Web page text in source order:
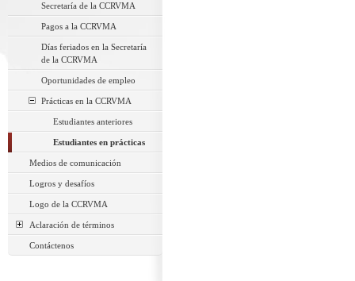
Secretaría de la CCRVMA
Pagos a la CCRVMA
Días feriados en la Secretaría
de la CCRVMA
Oportunidades de empleo
Prácticas en la CCRVMA
Estudiantes anteriores
Estudiantes en prácticas
Medios de comunicación
Logros y desafíos
Logo de la CCRVMA
Aclaración de términos
Contáctenos